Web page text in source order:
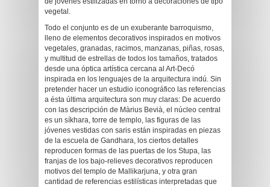
vegetal.
Todo el conjunto es de un exuberante barroquismo,
lleno de elementos decorativos inspirados en motivos
vegetales, granadas, racimos, manzanas, piñas, rosas,
y multitud de estrellas de todos los tamaños, tratados
desde una óptica artística cercana al Art-Decó
inspirada en los lenguajes de la arquitectura indú. Sin
pretender hacer un estudio iconográfico las referencias
a ésta última arquitectura son muy claras: De acuerdo
con las descripción de Màrius Bevià, el núcleo central
es un síkhara, torre de templo, las figuras de las
jóvenes vestidas con saris están inspiradas en piezas
de la escuela de Gandhara, los ciertos detalles
reproducen formas de las puertas de los Stupa, las
franjas de los bajo-relieves decorativos reproducen
motivos del templo de Mallikarjuna, y otra gran
cantidad de referencias estilísticas interpretadas que